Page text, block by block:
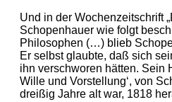
Und in der Wochenzeitschrift
Schopenhauer wie folgt
Philosophen (…) blieb
Er selbst glaubte, daß sich
ihn verschworen hätten. Sein
Wille und Vorstellung‘, von
dreißig Jahre alt war, 1818